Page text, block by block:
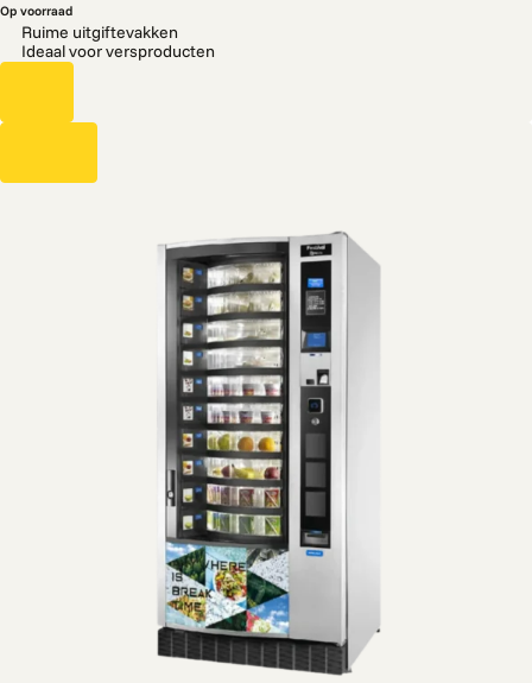
Op voorraad
Ruime uitgiftevakken
Ideaal voor versproducten